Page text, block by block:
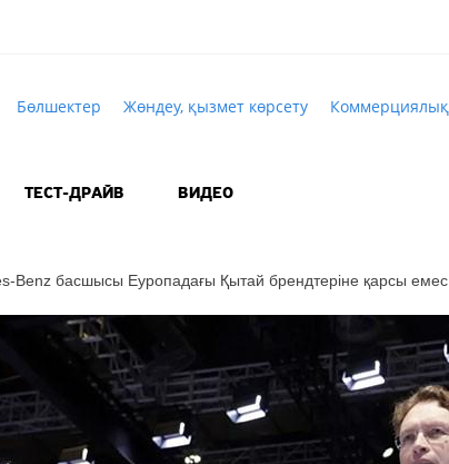
Бөлшектер Жөндеу, қызмет көрсету Коммерциялық
ТЕСТ-ДРАЙВ ВИДЕО
Benz басшысы Еуропадағы Қытай брендтеріне қарсы емес